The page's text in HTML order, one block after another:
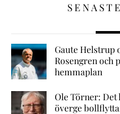
Gaute Helstrup
Rosengren och
hemmaplan
Ole Törner:
överge